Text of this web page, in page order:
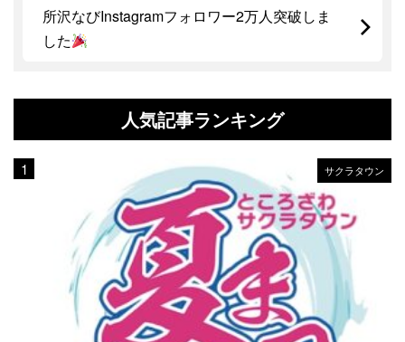
所沢なびInstagramフォロワー2万人突破しま
した
人気記事ランキング
サクラタウン